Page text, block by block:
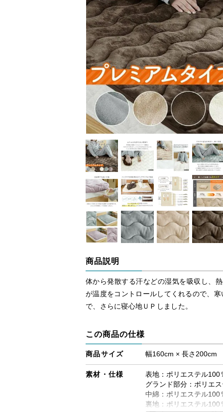
商品説明
体から発散する汗などの湿気を吸収し、
が温度をコントロールしてくれるので、
で、さらに寝心地ＵＰしました。
この商品の仕様
商品サイズ 幅160cm × 長さ200cm
素材・仕様
表地：ポリエステル
グランド部分：ポリエ
中綿：ポリエステル100
裏地：ポリエステル100